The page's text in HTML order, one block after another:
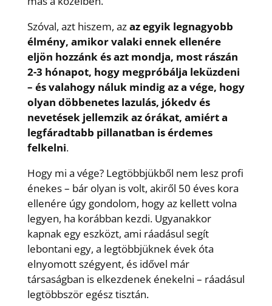
Szóval, azt hiszem, azaz egyik legnagyobb
élmény, amikor valaki ennek ellenére
eljön hozzánk és azt mondja, most rászán
2-3 hónapot, hogy megpróbálja leküzdeni
– és valahogy náluk mindig az a vége, hogy
olyan döbbenetes lazulás, jókedv és
nevetések jellemzik az órákat, amiért a
legfáradtabb pillanatban is érdemes
felkelni.
Hogy mi a vége? Legtöbbjükből nem lesz profi
énekes – bár olyan is volt, akiről 50 éves kora
ellenére úgy gondolom, hogy az kellett volna
legyen, ha korábban kezdi. Ugyanakkor
kapnak egy eszközt, ami ráadásul segít
lebontani egy, a legtöbbjüknek évek óta
elnyomott szégyent, és idővel már
társaságban is elkezdenek énekelni – ráadásul
legtöbbször egész tisztán.